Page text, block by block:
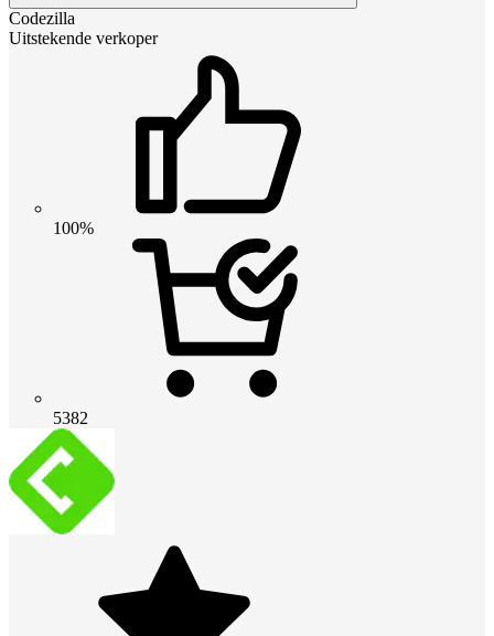
Codezilla
Uitstekende verkoper
100%
5382